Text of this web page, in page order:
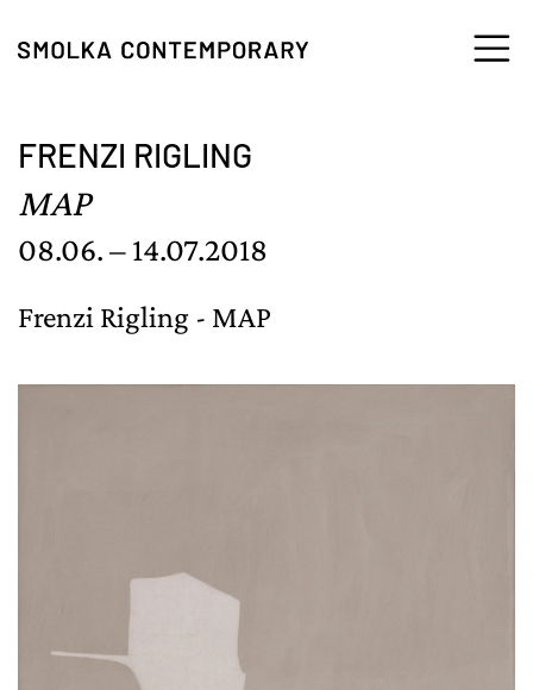
FRENZI RIGLING
MAP
08.06. – 14.07.2018
Frenzi Rigling - MAP